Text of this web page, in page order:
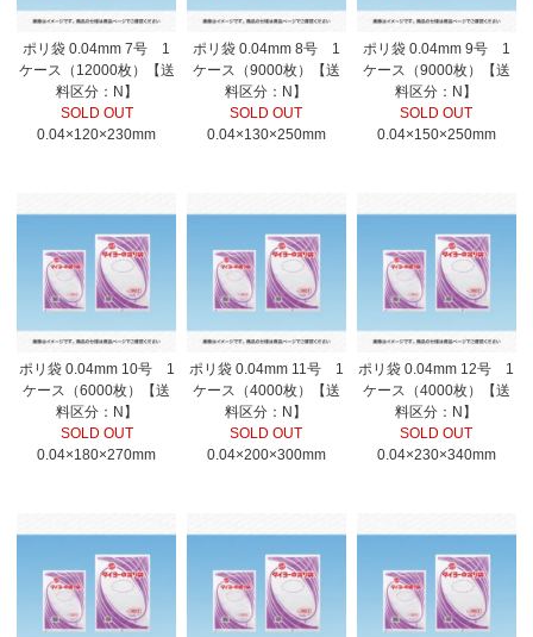
ポリ袋 0.04mm 7号 1
ケース（12000枚）【送
料区分：N】
SOLD OUT
0.04×120×230mm
ポリ袋 0.04mm 8号 1
ケース（9000枚）【送
料区分：N】
SOLD OUT
0.04×130×250mm
ポリ袋 0.04mm 9号 1
ケース（9000枚）【送
料区分：N】
SOLD OUT
0.04×150×250mm
ポリ袋 0.04mm 10号 1
ケース（6000枚）【送
料区分：N】
SOLD OUT
0.04×180×270mm
ポリ袋 0.04mm 11号 1
ケース（4000枚）【送
料区分：N】
SOLD OUT
0.04×200×300mm
ポリ袋 0.04mm 12号 1
ケース（4000枚）【送
料区分：N】
SOLD OUT
0.04×230×340mm